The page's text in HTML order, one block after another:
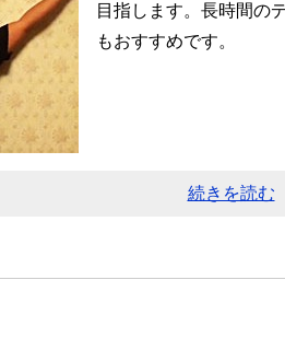
目指します。長時間の
もおすすめです。
続きを読む